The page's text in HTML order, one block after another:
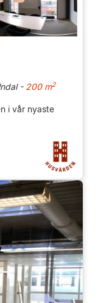
-200 m2
i vår nyaste